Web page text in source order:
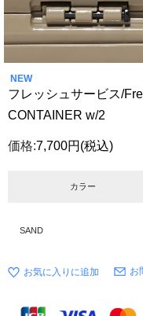
NEW
フレッシュサービス/
CONTAINER w/2
価格:7,700円 (税込)
カラー
SAND
お